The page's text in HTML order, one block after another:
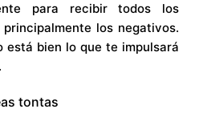
para recibir todos los
los negativos.
está bien lo que te impulsará
tontas